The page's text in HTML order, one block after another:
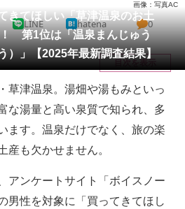
ジ
ド
る
きてほしい「草津温泉のお土
第1位は「温泉まんじゅう
）」【2025年最新調査結果】
画像：写真AC
LINE hatena 0
目次を表示
草津温泉。湯畑や湯もみといっ
な湯量と高い泉質で知られ、多
ます。温泉だけでなく、旅の楽
産も欠かせません。
アンケートサイト「ボイスノー
男性を対象に「買ってきてほし